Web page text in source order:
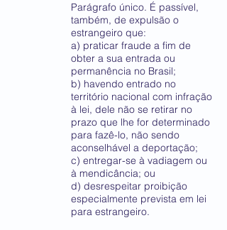
Parágrafo único. É passível,
também, de expulsão o
estrangeiro que:
a) praticar fraude a fim de
obter a sua entrada ou
permanência no Brasil;
b) havendo entrado no
território nacional com infração
à lei, dele não se retirar no
prazo que lhe for determinado
para fazê-lo, não sendo
aconselhável a deportação;
c) entregar-se à vadiagem ou
à mendicância; ou
d) desrespeitar proibição
especialmente prevista em lei
para estrangeiro.